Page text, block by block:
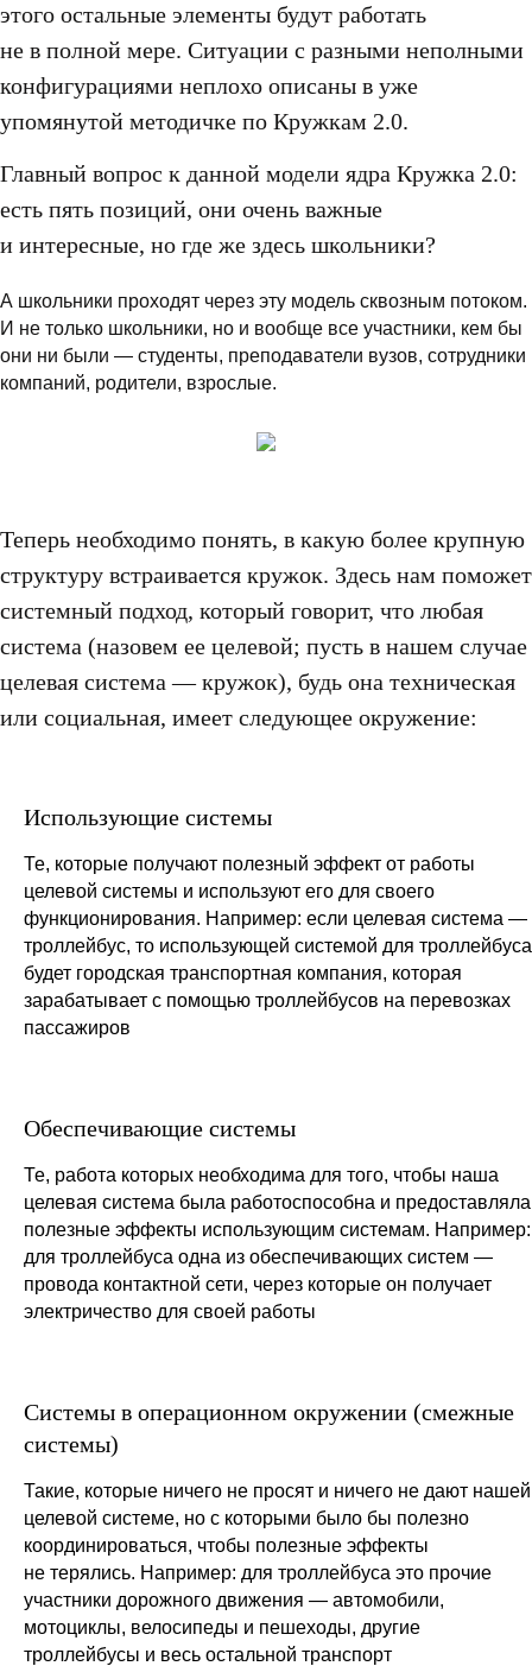
этого остальные элементы будут работать
не в полной мере. Ситуации с разными неполными
конфигурациями неплохо описаны в уже
упомянутой методичке по Кружкам 2.0.
Главный вопрос к данной модели ядра Кружка 2.0:
есть пять позиций, они очень важные
и интересные, но где же здесь школьники?
А школьники проходят через эту модель сквозным потоком.
И не только школьники, но и вообще все участники, кем бы
они ни были — студенты, преподаватели вузов, сотрудники
компаний, родители, взрослые.
Теперь необходимо понять, в какую более крупную
структуру встраивается кружок. Здесь нам поможет
системный подход, который говорит, что любая
система (назовем ее целевой; пусть в нашем случае
целевая система — кружок), будь она техническая
или социальная, имеет следующее окружение:
Использующие системы
Те, которые получают полезный эффект от работы
целевой системы и используют его для своего
функционирования. Например: если целевая система —
троллейбус, то использующей системой для троллейбуса
будет городская транспортная компания, которая
зарабатывает с помощью троллейбусов на перевозках
пассажиров
Обеспечивающие системы
Те, работа которых необходима для того, чтобы наша
целевая система была работоспособна и предоставляла
полезные эффекты использующим системам. Например:
для троллейбуса одна из обеспечивающих систем —
провода контактной сети, через которые он получает
электричество для своей работы
Системы в операционном окружении (смежные
системы)
Такие, которые ничего не просят и ничего не дают нашей
целевой системе, но с которыми было бы полезно
координироваться, чтобы полезные эффекты
не терялись. Например: для троллейбуса это прочие
участники дорожного движения — автомобили,
мотоциклы, велосипеды и пешеходы, другие
троллейбусы и весь остальной транспорт